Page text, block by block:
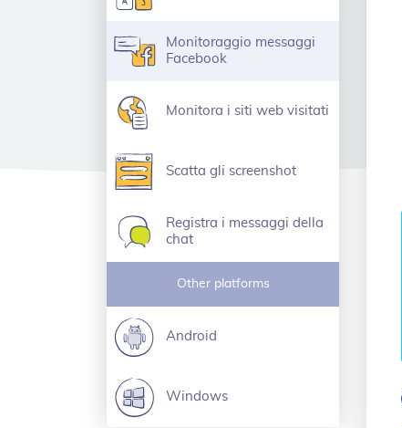
Monitoraggio messaggi
Facebook
Monitora i siti web visitati
Scatta gli screenshot
Registra i messaggi della
chat
Other platforms
Android
Windows